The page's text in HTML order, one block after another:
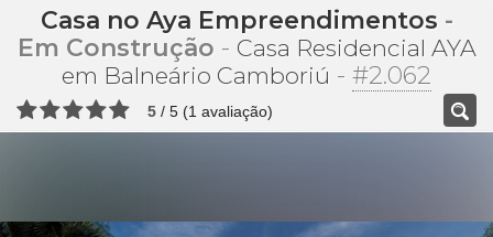
Casa no Aya Empreendimentos -
Em Construção - Casa Residencial AYA
em Balneário Camboriú - #2.062
5 / 5 (1 avaliação)